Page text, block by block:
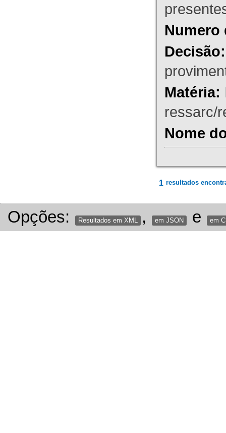
Numero
Decisão:
Matéria:
ressarc/
Nome
1 resultados
Opções: Resultados em XML , em JSON e em